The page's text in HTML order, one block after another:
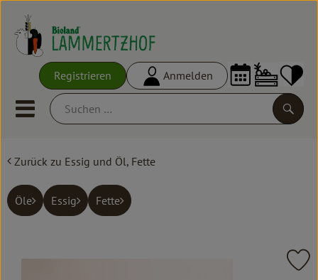
Registrieren Anmelden
Mobiles Menu öffnen oder
Ökokisten
Frisches
Vorratskammer
Zurück zu Essig und Öl, Fette
Öle Essig Fette